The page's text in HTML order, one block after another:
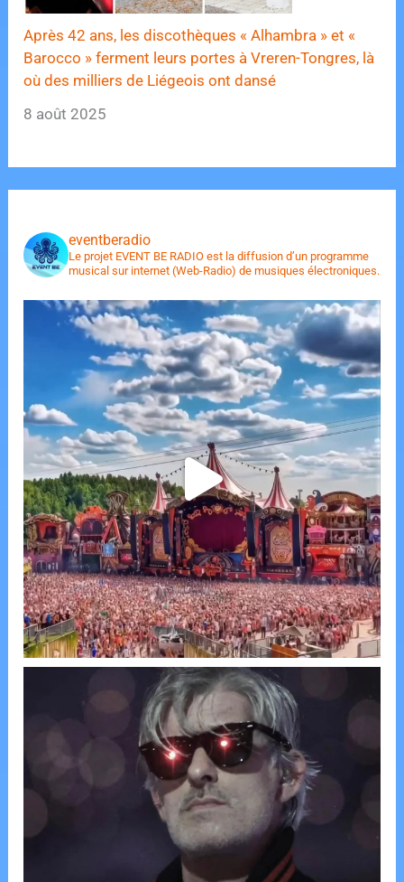
Après 42 ans, les discothèques « Alhambra » et «
Barocco » ferment leurs portes à Vreren-Tongres, là
où des milliers de Liégeois ont dansé
8 août 2025
eventberadio
Le projet EVENT BE RADIO est la diffusion d’un programme
musical sur internet (Web-Radio) de musiques électroniques.